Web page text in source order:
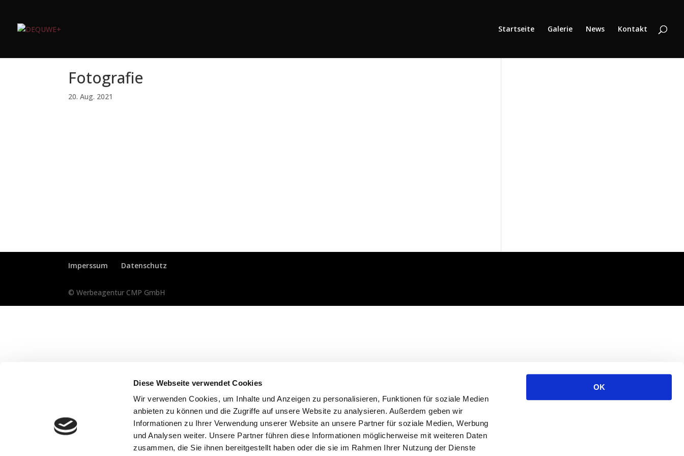
Diese Webseite verwendet Cookies
Wir verwenden Cookies, um Inhalte und Anzeigen zu personalisieren, Funktionen für soziale Medien
anbieten zu können und die Zugriffe auf unsere Website zu analysieren. Außerdem geben wir
Informationen zu Ihrer Verwendung unserer Website an unsere Partner für soziale Medien, Werbung
und Analysen weiter. Unsere Partner führen diese Informationen möglicherweise mit weiteren Daten
zusammen, die Sie ihnen bereitgestellt haben oder die sie im Rahmen Ihrer Nutzung der Dienste
OK
Startseite Galerie News Kontakt
Fotografie
20. Aug. 2021
Imperssum Datenschutz
© Werbeagentur CMP GmbH